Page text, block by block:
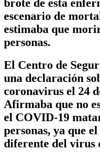
brote de esta
escenario de
estimaba que
personas.
El Centro de
una declaración
coronavirus el 24
Afirmaba que no
el COVID-19
personas, ya que
diferente del virus